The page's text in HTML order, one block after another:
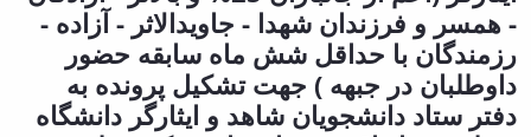
- همسر و فرزندان شهدا - جاویدالاثر - آزاده -
رزمندگان با حداقل شش ماه سابقه حضور
داوطلبان در جبهه ) جهت تشکیل پرونده به
دفتر ستاد دانشجویان شاهد و ایثارگر دانشگاه